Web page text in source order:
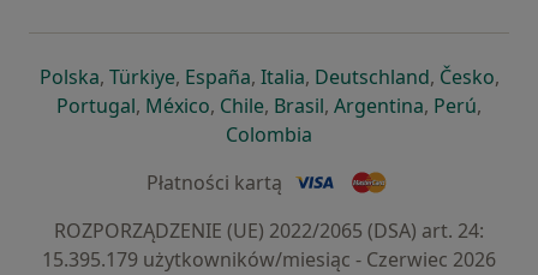
Polskaotwiera się w nowej karcie
, Türkiyeotwiera się w nowej karcie
, Españaotwiera się w nowej karcie
, Italiaotwiera się w nowej
, Deutschlandotwiera się
, Česko,
Portugalotwiera się w nowej karcie
, Méxicootwiera się w nowej karcie
, Chileotwiera się w nowej karcie
, Brasilotwiera się w nowej
, Argentinaotwiera się
, Perú,
Colombia
Płatności kartą
ROZPORZĄDZENIE (UE) 2022/2065 (DSA) art. 24:
15.395.179 użytkowników/miesiąc - Czerwiec 2026